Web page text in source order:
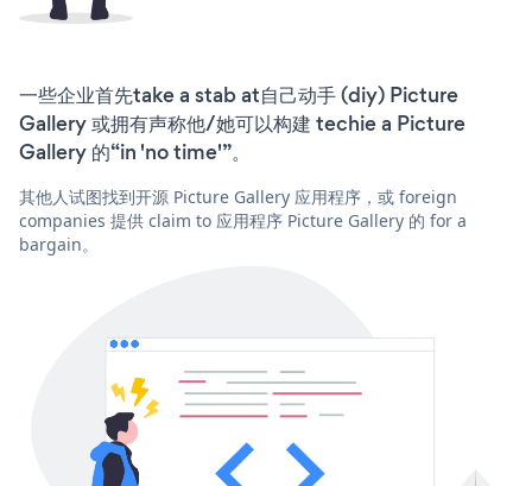
一些企业首先take a stab at自己动手 (diy) Picture
Gallery 或拥有声称他/她可以构建 techie a Picture
Gallery 的“in 'no time'”。
其他人试图找到开源 Picture Gallery 应用程序，或 foreign
companies 提供 claim to 应用程序 Picture Gallery 的 for a
bargain。